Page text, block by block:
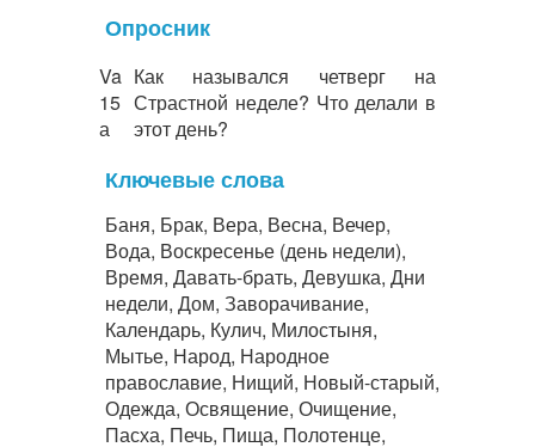
Опросник
Va
15
а
Как назывался четверг на
Страстной неделе? Что делали в
этот день?
Ключевые слова
Баня, Брак, Вера, Весна, Вечер,
Вода, Воскресенье (день недели),
Время, Давать-брать, Девушка, Дни
недели, Дом, Заворачивание,
Календарь, Кулич, Милостыня,
Мытье, Народ, Народное
православие, Нищий, Новый-старый,
Одежда, Освящение, Очищение,
Пасха, Печь, Пища, Полотенце,